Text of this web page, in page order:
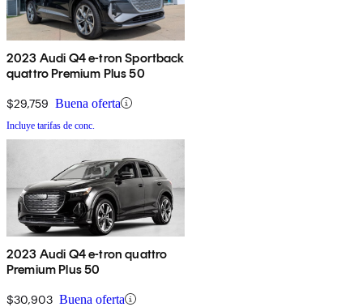
2023 Audi Q4 e-tron Sportback
quattro Premium Plus 50
$29,759 Buena oferta
Incluye tarifas de conc.
2023 Audi Q4 e-tron quattro
Premium Plus 50
$30,903 Buena oferta